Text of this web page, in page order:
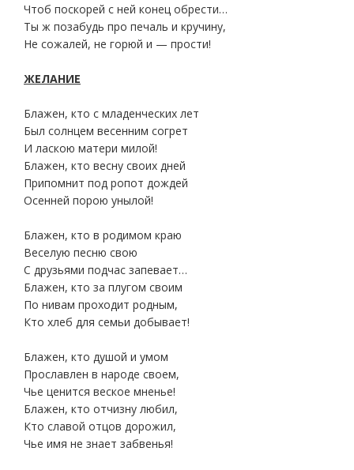
Чтоб поскорей с ней конец обрести…
Ты ж позабудь про печаль и кручину,
Не сожалей, не горюй и — прости!
ЖЕЛАНИЕ
Блажен, кто с младенческих лет
Был солнцем весенним согрет
И ласкою матери милой!
Блажен, кто весну своих дней
Припомнит под ропот дождей
Осенней порою унылой!
Блажен, кто в родимом краю
Веселую песню свою
С друзьями подчас запевает…
Блажен, кто за плугом своим
По нивам проходит родным,
Кто хлеб для семьи добывает!
Блажен, кто душой и умом
Прославлен в народе своем,
Чье ценится веское мненье!
Блажен, кто отчизну любил,
Кто славой отцов дорожил,
Чье имя не знает забвенья!